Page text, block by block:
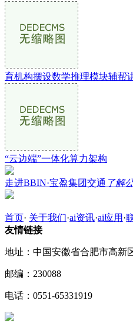
育机构摆设数学推理模块辅帮
“云边端”一体化算力架构
走进BBIN·宝盈集团交通 了解
首页· 关于我们·ai资讯·ai应用 ·
友情链接
地址：中国安徽省合肥市高新
邮编：230088
电话：0551-65331919